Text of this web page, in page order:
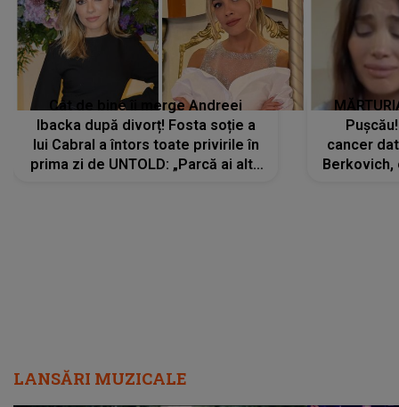
Cât de bine îi merge Andreei
Ibacka după divorț! Fosta soție a
lui Cabral a întors toate privirile în
prima zi de UNTOLD: „Parcă ai altă
cancer
Berkovich,
LANSĂRI MUZICALE